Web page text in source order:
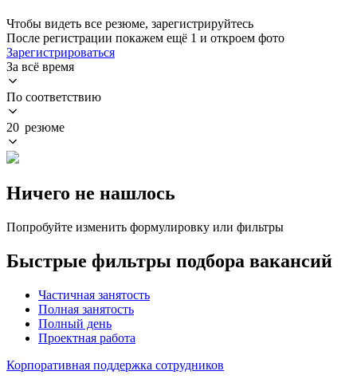
Чтобы видеть все резюме, зарегистрируйтесь
После регистрации покажем ещё 1 и откроем фото
Зарегистрироваться
За всё время
По соответствию
20 резюме
Ничего не нашлось
Попробуйте изменить формулировку или фильтры
Быстрые фильтры подбора вакансий
Частичная занятость
Полная занятость
Полный день
Проектная работа
Корпоративная поддержка сотрудников